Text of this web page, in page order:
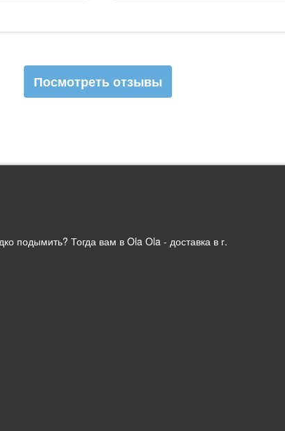
Посмотреть отзывы
подымить? Тогда вам в Ola Ola - доставка в г.